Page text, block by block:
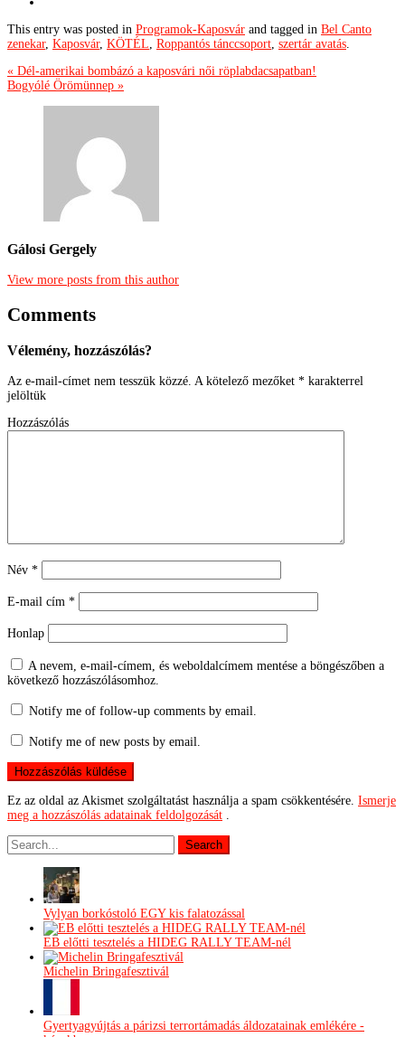
This entry was posted in Programok-Kaposvár and tagged in Bel Canto
zenekar, Kaposvár, KÖTÉL, Roppantós tánccsoport, szertár avatás.
« Dél-amerikai bombázó a kaposvári női röplabdacsapatban!
Bogyólé Örömünnep »
Gálosi Gergely
View more posts from this author
Comments
Vélemény, hozzászólás?
Az e-mail-címet nem tesszük közzé. A kötelező mezőket * karakterrel
jelöltük
Hozzászólás
Név *
E-mail cím *
Honlap
A nevem, e-mail-címem, és weboldalcímem mentése a böngészőben a
következő hozzászólásomhoz.
Notify me of follow-up comments by email.
Notify me of new posts by email.
Ez az oldal az Akismet szolgáltatást használja a spam csökkentésére. Ismerje
meg a hozzászólás adatainak feldolgozását .
Vylyan borkóstoló EGY kis falatozással
EB előtti tesztelés a HIDEG RALLY TEAM-nél
Michelin Bringafesztivál
Gyertyagyújtás a párizsi terrortámadás áldozatainak emlékére -